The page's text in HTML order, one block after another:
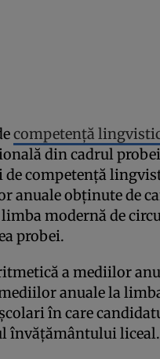
competență
din cadrul
competență
anuale obținute de
modernă de
probei.
a mediilor
anuale la
în care
învățământului liceal.